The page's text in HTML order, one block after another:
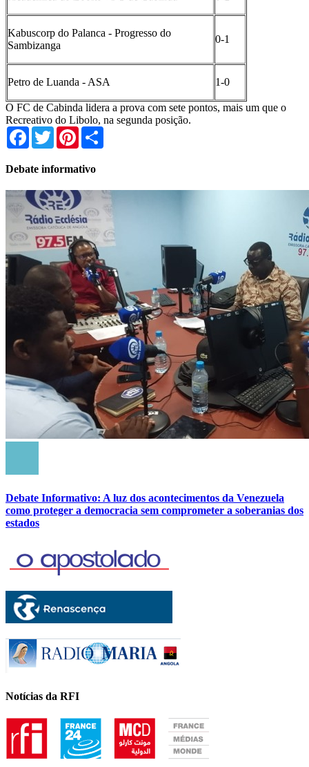
Kabuscorp do Palanca - Progresso do
Sambizanga
0-1
Petro de Luanda - ASA 1-0
O FC de Cabinda lidera a prova com sete pontos, mais um que o
Recreativo do Libolo, na segunda posição.
Facebook
TwitterPinterest
Debate informativo
Debate Informativo: A luz dos acontecimentos da Venezuela
como proteger a democracia sem comprometer a soberanias dos
estados
Notícias da RFI